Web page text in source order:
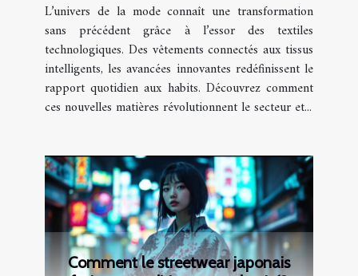
L’univers de la mode connaît une transformation
sans précédent grâce à l’essor des textiles
technologiques. Des vêtements connectés aux tissus
intelligents, les avancées innovantes redéfinissent le
rapport quotidien aux habits. Découvrez comment
ces nouvelles matières révolutionnent le secteur et...
Comment le streetwear japonais